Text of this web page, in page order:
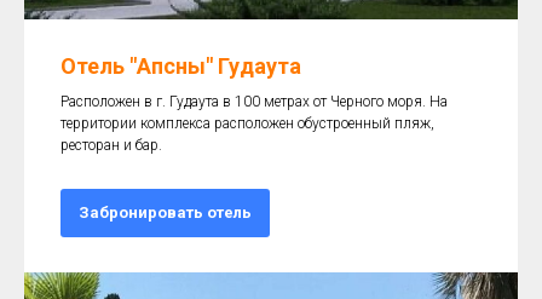
Отель ″Апсны″ Гудаута
Расположен в г. Гудаута в 100 метрах от Черного моря. На
территории комплекса расположен обустроенный пляж,
ресторан и бар.
Забронировать отель